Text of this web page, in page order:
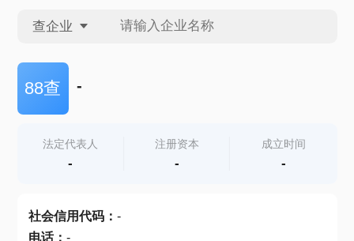
查企业
查企业
查产地
88查 -
法定代表人
-
注册资本
-
成立时间
-
社会信用代码： -
电话： -